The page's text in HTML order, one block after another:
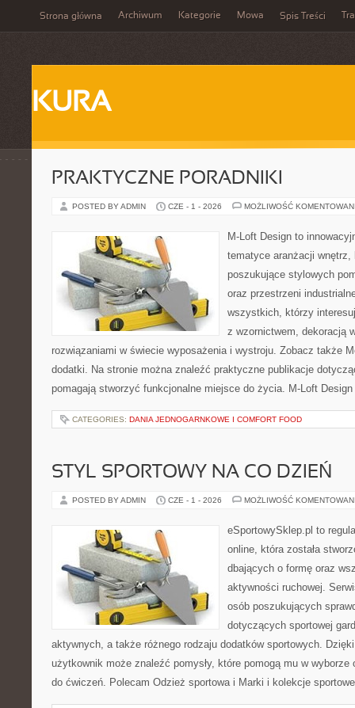
Strona główna Archiwum Kategorie Mowa Spis Treści
KURA
PRAKTYCZNE PORADNIKI
POSTED BY ADMIN CZE - 1 - 2026 MOŻLIWOŚĆ
M-Loft Design to
tematyce aranżacji
poszukujące stylowych
oraz przestrzeni
wszystkich, którzy
z wzornictwem, dekoracją
rozwiązaniami w świecie wyposażenia i wystroju. Zobacz także
dodatki. Na stronie można znaleźć praktyczne publikacje
pomagają stworzyć funkcjonalne miejsce do życia. M-Loft
CATEGORIES: DANIA JEDNOGARNKOWE I COMFORT FOOD
STYL SPORTOWY NA CO DZIEŃ
POSTED BY ADMIN CZE - 1 - 2026 MOŻLIWOŚĆ
eSportowySklep.pl to
online, która została
dbających o formę oraz
aktywności ruchowej.
osób poszukujących
dotyczących sportowej
aktywnych, a także różnego rodzaju dodatków sportowych.
użytkownik może znaleźć pomysły, które pomogą mu w wyborze
do ćwiczeń. Polecam Odzież sportowa i Marki i kolekcje